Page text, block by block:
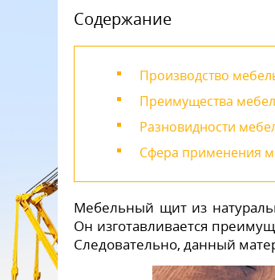
Содержание
Производство
Преимущества
Разновидности
Сфера применения
Мебельный щит из
Он изготавливается
Следовательно, данный